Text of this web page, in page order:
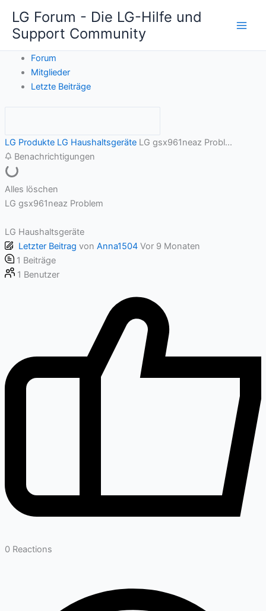
Inhalt
springen
LG Forum - Die LG-Hilfe und
Support Community
Forum
Mitglieder
Letzte Beiträge
LG Produkte LG Haushaltsgeräte LG gsx961neaz Probl...
Benachrichtigungen
Alles löschen
LG gsx961neaz Problem
LG Haushaltsgeräte
Letzter Beitrag von Anna1504 Vor 9 Monaten
1 Beiträge
1 Benutzer
0 Reactions